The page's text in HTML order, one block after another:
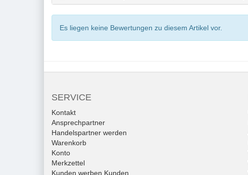
Es liegen keine Bewertungen zu diesem Artikel vor.
SERVICE
Kontakt
Ansprechpartner
Handelspartner werden
Warenkorb
Konto
Merkzettel
Kunden werben Kunden